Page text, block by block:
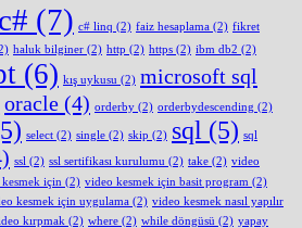
c# (7) c# linq (2) faiz hesaplama (2) fikret
haluk bilginer (2) http (2) https (2) ibm db2 (2)
(6) kış uykusu (2) microsoft sql
oracle (4) orderby (2) orderbydescending (2)
select (2) single (2) skip (2) sql (5) sql
ssl (2) ssl sertifikası kurulumu (2) take (2) video
için (2) video kesmek için basit program (2)
kesmek için uygulama (2) video kesmek nasıl yapılır
kırpmak (2) where (2) while döngüsü (2) yapay